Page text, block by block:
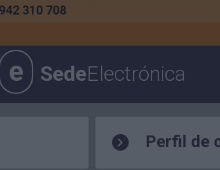
310 708
e SedeElectrónica
Perfil de